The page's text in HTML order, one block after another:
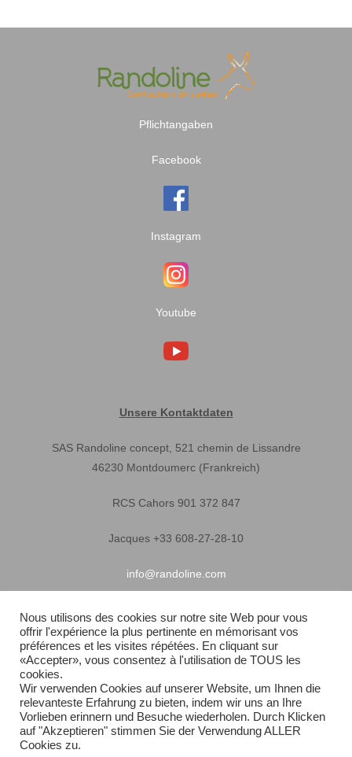
Pflichtangaben
Facebook
Instagram
Youtube
Unsere Kontaktdaten
SAS Randoline concept, 521 chemin de Lissandre
46230 Montdoumerc (Frankreich)
RCS Cahors 901 372 847
Jacques +33 608-27-28-10
info@randoline.com
Nützliche Informationen
Garantie
Allgemeine
Schnelle Lieferung
Nous utilisons des cookies sur notre site Web pour vous
offrir l'expérience la plus pertinente en mémorisant vos
préférences et les visites répétées. En cliquant sur
«Accepter», vous consentez à l'utilisation de TOUS les
cookies.
Wir verwenden Cookies auf unserer Website, um Ihnen die
relevanteste Erfahrung zu bieten, indem wir uns an Ihre
Vorlieben erinnern und Besuche wiederholen. Durch Klicken
auf "Akzeptieren" stimmen Sie der Verwendung ALLER
Cookies zu.